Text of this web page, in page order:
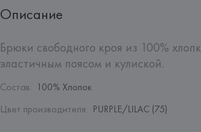
Описание
Брюки свободного кроя из 100%
эластичным поясом и кулиской.
Состав: 100% Хлопок
Цвет производителя: PURPLE/LILAC (75)